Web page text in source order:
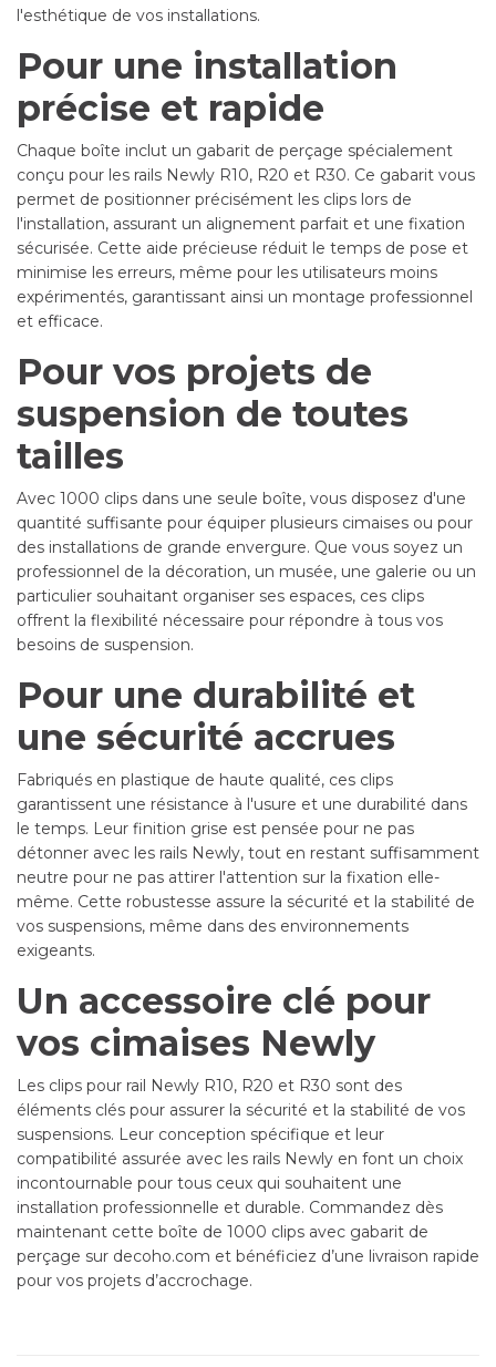
l'esthétique de vos installations.
Pour une installation
précise et rapide
Chaque boîte inclut un gabarit de perçage spécialement
conçu pour les rails Newly R10, R20 et R30. Ce gabarit vous
permet de positionner précisément les clips lors de
l'installation, assurant un alignement parfait et une fixation
sécurisée. Cette aide précieuse réduit le temps de pose et
minimise les erreurs, même pour les utilisateurs moins
expérimentés, garantissant ainsi un montage professionnel
et efficace.
Pour vos projets de
suspension de toutes
tailles
Avec 1000 clips dans une seule boîte, vous disposez d'une
quantité suffisante pour équiper plusieurs cimaises ou pour
des installations de grande envergure. Que vous soyez un
professionnel de la décoration, un musée, une galerie ou un
particulier souhaitant organiser ses espaces, ces clips
offrent la flexibilité nécessaire pour répondre à tous vos
besoins de suspension.
Pour une durabilité et
une sécurité accrues
Fabriqués en plastique de haute qualité, ces clips
garantissent une résistance à l'usure et une durabilité dans
le temps. Leur finition grise est pensée pour ne pas
détonner avec les rails Newly, tout en restant suffisamment
neutre pour ne pas attirer l'attention sur la fixation elle-
même. Cette robustesse assure la sécurité et la stabilité de
vos suspensions, même dans des environnements
exigeants.
Un accessoire clé pour
vos cimaises Newly
Les clips pour rail Newly R10, R20 et R30 sont des
éléments clés pour assurer la sécurité et la stabilité de vos
suspensions. Leur conception spécifique et leur
compatibilité assurée avec les rails Newly en font un choix
incontournable pour tous ceux qui souhaitent une
installation professionnelle et durable. Commandez dès
maintenant cette boîte de 1000 clips avec gabarit de
perçage sur decoho.com et bénéficiez d’une livraison rapide
pour vos projets d’accrochage.